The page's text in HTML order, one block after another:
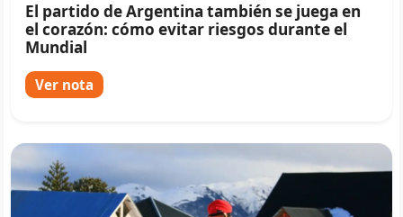
El partido de Argentina también se juega en
el corazón: cómo evitar riesgos durante el
Mundial
Ver nota